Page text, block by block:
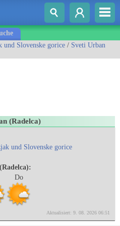
und Slovenske gorice / Sveti Urban
(Radelca)
und Slovenske gorice
Do
Aktualisiert: 9. 08. 2026 06:51